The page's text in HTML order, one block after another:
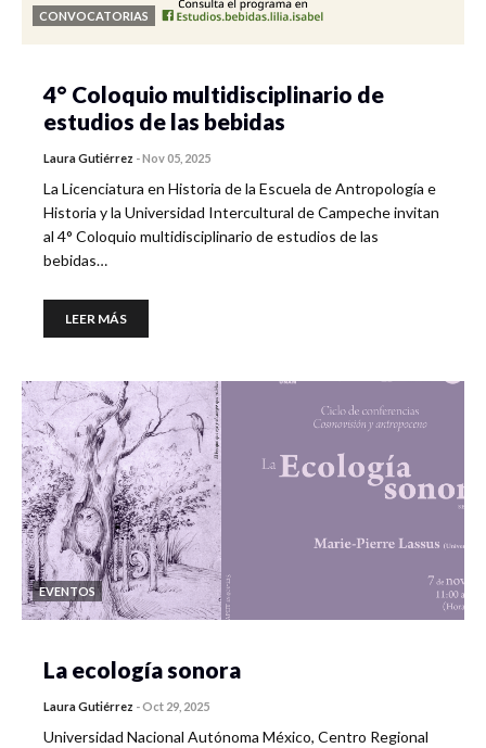
CONVOCATORIAS
4° Coloquio multidisciplinario de
estudios de las bebidas
Laura Gutiérrez -Nov 05, 2025
La Licenciatura en Historia de la Escuela de Antropología e
Historia y la Universidad Intercultural de Campeche invitan
al 4° Coloquio multidisciplinario de estudios de las
bebidas…
LEER MÁS
EVENTOS
La ecología sonora
Laura Gutiérrez -Oct 29, 2025
Universidad Nacional Autónoma México, Centro Regional